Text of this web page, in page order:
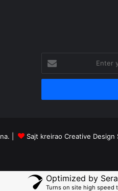
your
Email
| Sajt kreirao Creative Design
Optimized by
Turns on site high speed